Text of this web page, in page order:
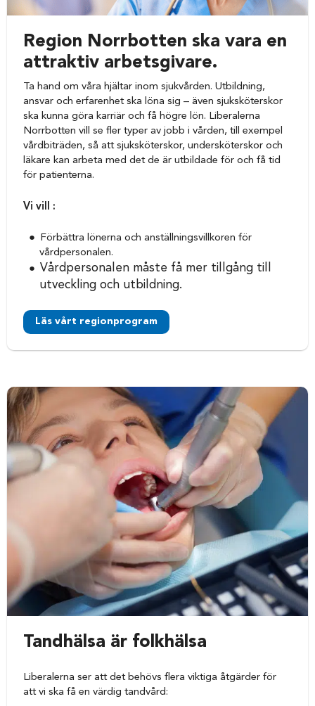
Region Norrbotten ska vara en
attraktiv arbetsgivare.
Ta hand om våra hjältar inom sjukvården. Utbildning,
ansvar och erfarenhet ska löna sig – även sjuksköterskor
ska kunna göra karriär och få högre lön. Liberalerna
Norrbotten vill se fler typer av jobb i vården, till exempel
vårdbiträden, så att sjuksköterskor, undersköterskor och
läkare kan arbeta med det de är utbildade för och få tid
för patienterna.
Vi vill :
Förbättra lönerna och anställningsvillkoren för
vårdpersonalen.
Vårdpersonalen måste få mer tillgång till
utveckling och utbildning.
Läs vårt regionprogram
Tandhälsa är folkhälsa
Liberalerna ser att det behövs flera viktiga åtgärder för
att vi ska få en värdig tandvård: